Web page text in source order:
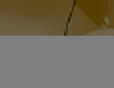
wyróżnia osoby w szczególny sposób
Buławę wręczył prezes Północnej Izby
obchodził jubileusz 40-lecia działalności